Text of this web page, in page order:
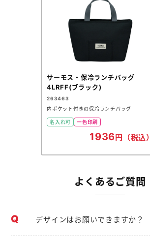
サーモス・保冷ランチバッグ
4LRFF(ブラック)
263463
内ポケット付きの保冷ランチバッグ
名入れ可 一色印刷
1936円（税込）
よくあるご質問
デザインはお願いできますか？